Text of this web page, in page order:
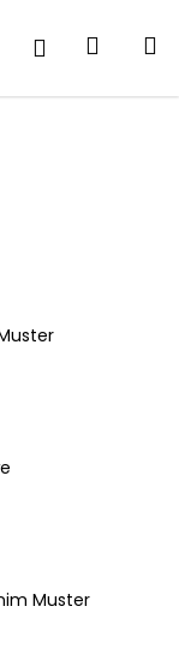
Login
Muster